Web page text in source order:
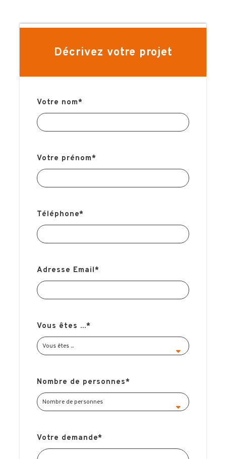
Décrivez votre projet
Votre nom*
Votre prénom*
Téléphone*
Adresse Email*
Vous êtes ...*
Nombre de personnes*
Votre demande*
1 nuit d’hôtel base chambre double
LE STADE
INFOS PRATIQUES